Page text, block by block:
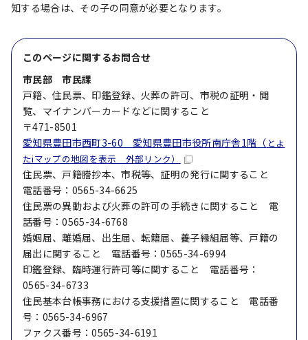
知する場合は、その子の同意が必要となります。
このページに関するお問合せ
市民部 市民課
戸籍、住民票、印鑑登録、火葬の許可、市税の証明・閲
覧、マイナンバーカードなどに関すること
〒471-8501
愛知県豊田市西町3-60 愛知県豊田市役所南庁舎1階（ とよ
たiマップの地図を表示 外部リンク）
住民票、戸籍謄抄本、市税等、証明の発行に関すること
電話番号：0565-34-6625
住民票の異動および火葬の許可の手続きに関すること 電
話番号：0565-34-6768
婚姻届、離婚届、出生届、転籍届、養子縁組届等、戸籍の
届出に関すること 電話番号：0565-34-6994
印鑑登録、臨時運行許可等に関すること 電話番号：
0565-34-6733
住民基本台帳事務における支援措置に関すること 電話番
号：0565-34-6967
ファクス番号：0565-34-6191